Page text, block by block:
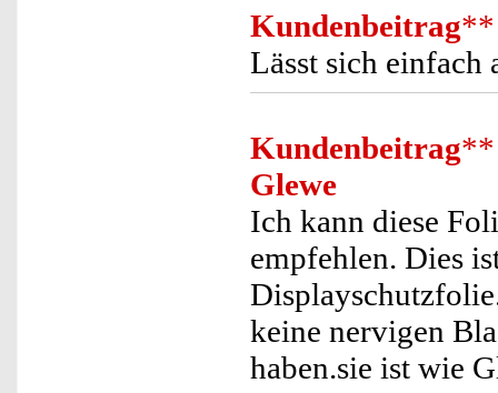
Kundenbeitrag**
Lässt sich einfach
Kundenbeitrag**
Glewe
Ich kann diese
empfehlen. Dies
keine nervigen
haben.sie ist wie